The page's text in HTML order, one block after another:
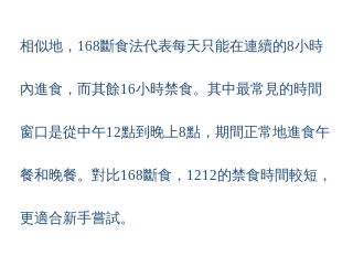
相似地，168斷食法代表每天只能在連續的8小時
內進食，而其餘16小時禁食。其中最常見的時間
窗口是從中午12點到晚上8點，期間正常地進食午
餐和晚餐。對比168斷食，1212的禁食時間較短，
更適合新手嘗試。